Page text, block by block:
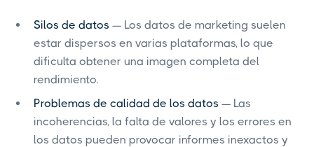
Silos de datos — Los datos de marketing suelen
estar dispersos en varias plataformas, lo que
dificulta obtener una imagen completa del
rendimiento.
Problemas de calidad de los datos — Las
incoherencias, la falta de valores y los errores en
los datos pueden provocar informes inexactos y